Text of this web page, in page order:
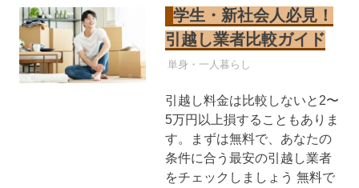
学生・新社会人必見！
引越し業者比較ガイド
引越し業者
単身・一人暮らし
引越し料金は比較しないと2〜
5万円以上損することもありま
す。まずは無料で、あなたの
条件に合う最安の引越し業者
をチェックしましょう 無料で